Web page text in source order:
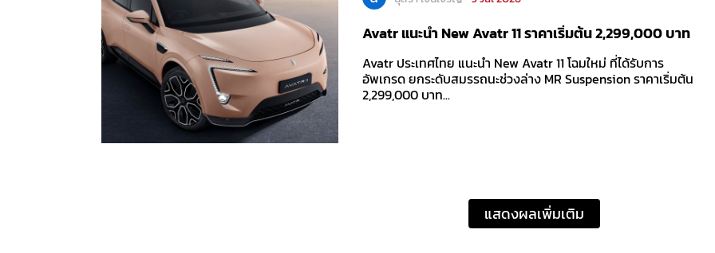
Avatr แนะนำ New Avatr 11 ราคาเริ่มต้น 2,299,000 บาท
Avatr ประเทศไทย แนะนำ New Avatr 11 โฉมใหม่ ที่ได้รับการ
อัพเกรด ยกระดับสมรรถนะช่วงล่าง MR Suspension ราคาเริ่มต้น
2,299,000 บาท...
แสดงผลเพิ่มเติม